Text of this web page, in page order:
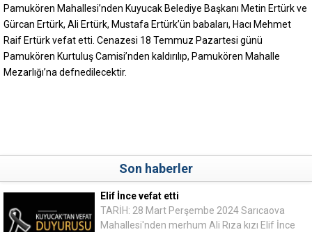
Pamukören Mahallesi’nden Kuyucak Belediye Başkanı Metin Ertürk ve
Gürcan Ertürk, Ali Ertürk, Mustafa Ertürk’ün babaları, Hacı Mehmet
Raif Ertürk vefat etti. Cenazesi 18 Temmuz Pazartesi günü
Pamukören Kurtuluş Camisi’nden kaldırılıp, Pamukören Mahalle
Mezarlığı’na defnedilecektir.
Son haberler
Elif İnce vefat etti
TARİH: 28 Mart Perşembe 2024 Sarıcaova
Mahallesi'nden merhum Ali Rıza kızı Elif İnce